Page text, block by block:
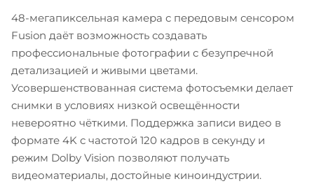
48-мегапиксельная камера с передовым сенсором
Fusion даёт возможность создавать
профессиональные фотографии с безупречной
детализацией и живыми цветами.
Усовершенствованная система фотосъемки делает
снимки в условиях низкой освещённости
невероятно чёткими. Поддержка записи видео в
формате 4K с частотой 120 кадров в секунду и
режим Dolby Vision позволяют получать
видеоматериалы, достойные киноиндустрии.